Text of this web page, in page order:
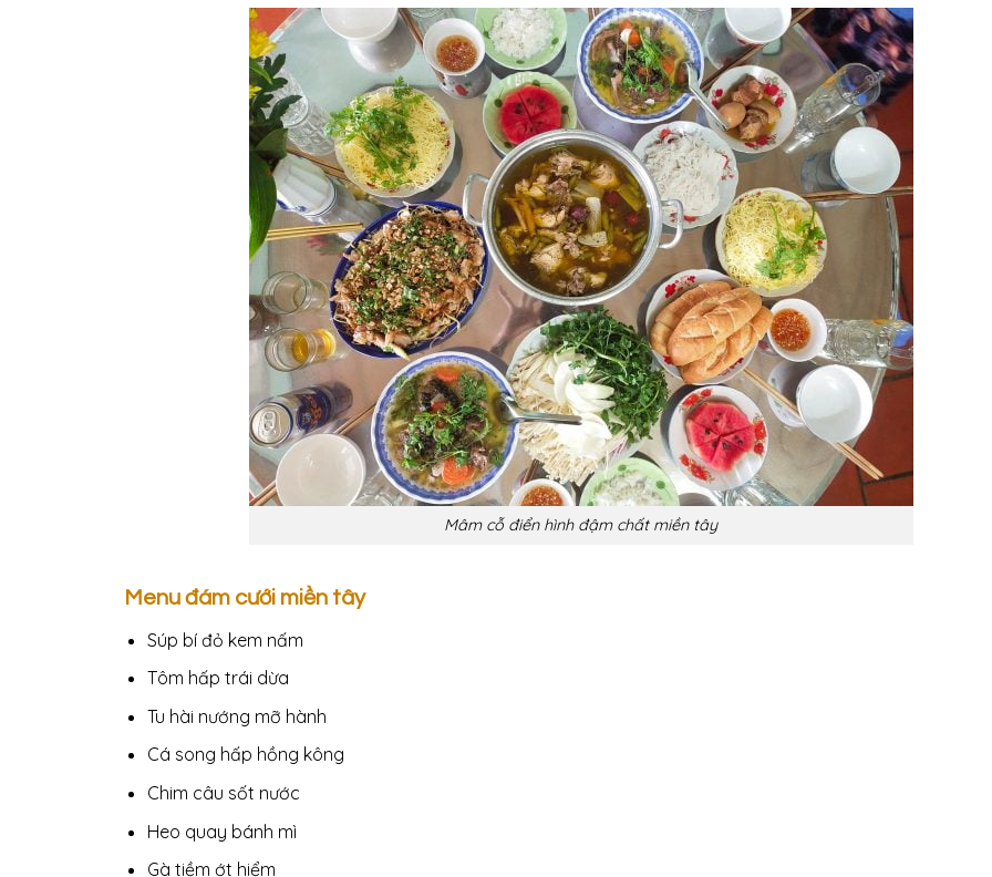
Mâm cỗ điển hình đậm chất miền tây
Menu đám cưới miền tây
Súp bí đỏ kem nấm
Tôm hấp trái dừa
Tu hài nướng mỡ hành
Cá song hấp hồng kông
Chim câu sốt nước
Heo quay bánh mì
Gà tiềm ớt hiểm